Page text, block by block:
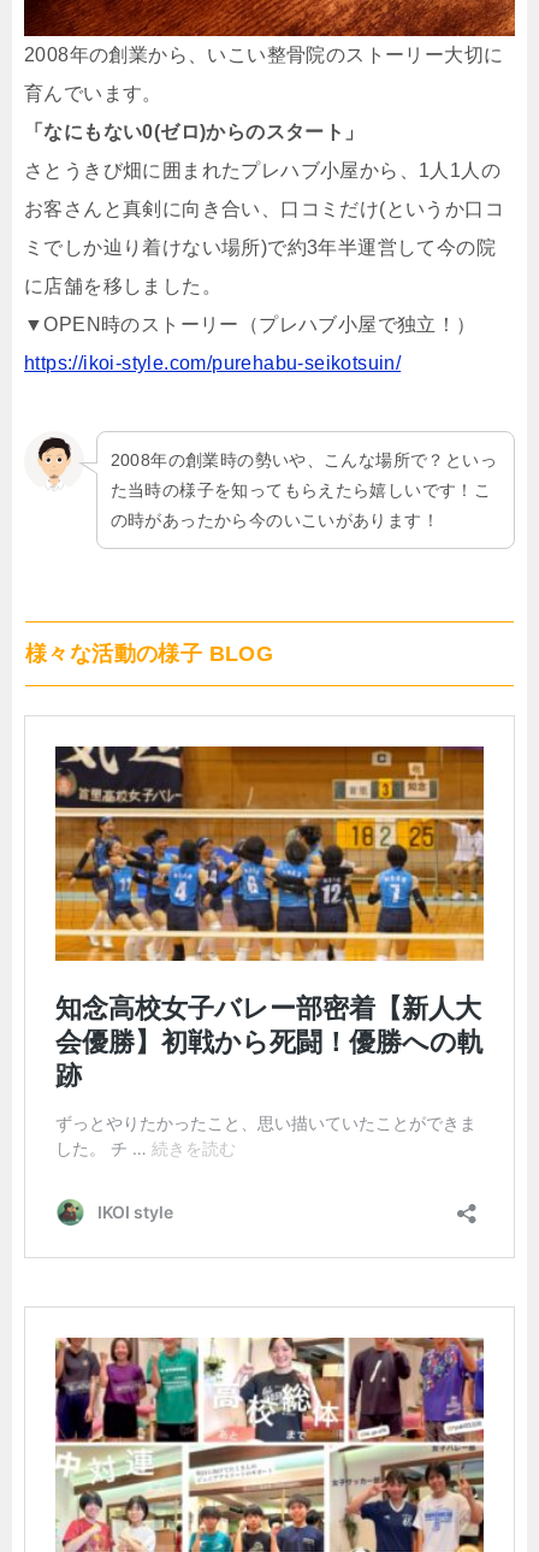
2008年の創業から、いこい整骨院のストーリー大切に
育んでいます。
「なにもない0(ゼロ)からのスタート」
さとうきび畑に囲まれたプレハブ小屋から、1人1人の
お客さんと真剣に向き合い、口コミだけ(というか口コ
ミでしか辿り着けない場所)で約3年半運営して今の院
に店舗を移しました。
▼OPEN時のストーリー（プレハブ小屋で独立！）
https://ikoi-style.com/purehabu-seikotsuin/
2008年の創業時の勢いや、こんな場所で？といっ
た当時の様子を知ってもらえたら嬉しいです！こ
の時があったから今のいこいがあります！
様々な活動の様子 BLOG